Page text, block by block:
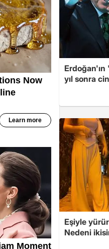
Erdoğan'ın
yıl sonra
Eşiyle
Nedeni